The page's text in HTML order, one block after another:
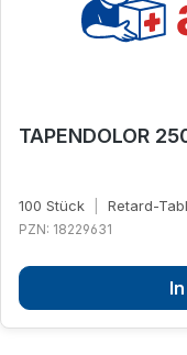
TAPENDOLOR
100 Stück Retard-
PZN: 18229631